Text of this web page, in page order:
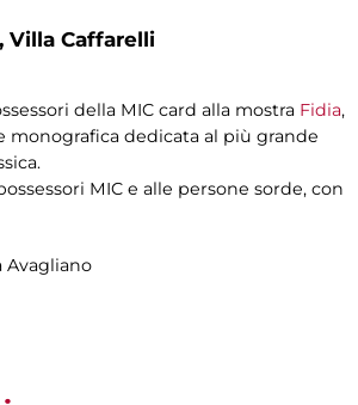
Villa Caffarelli
della MIC card alla mostra Fidia,
monografica dedicata al più grande
MIC e alle persone sorde, con
Avagliano